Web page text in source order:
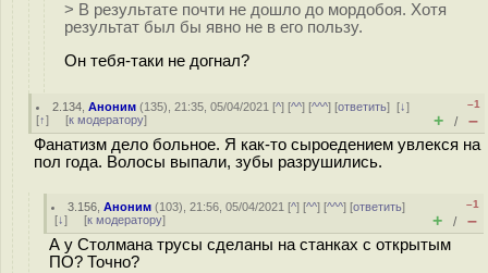
> В результате почти не дошло до мордобоя. Хотя
результат был бы явно не в его пользу.
Он тебя-таки не догнал?
2.134 ,Аноним (135), 21:35, 05/04/2021 [^] [^^] [^^^] [ответить][↓]
[↑] [к модератору]
–1
+ / –
Фанатизм дело больное. Я как-то сыроедением увлекся на
пол года. Волосы выпали, зубы разрушились.
3.156 ,Аноним (103), 21:56, 05/04/2021 [^] [^^] [^^^] [ответить]
[↓] [к модератору]
–1
+ / –
А у Столмана трусы сделаны на станках с открытым
ПО? Точно?